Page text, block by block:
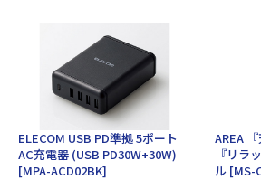
ELECOM USB PD準拠 5ポート
AC充電器 (USB PD30W+30W)
[MPA-ACD02BK]
AREA
『リラ
ル [MS-